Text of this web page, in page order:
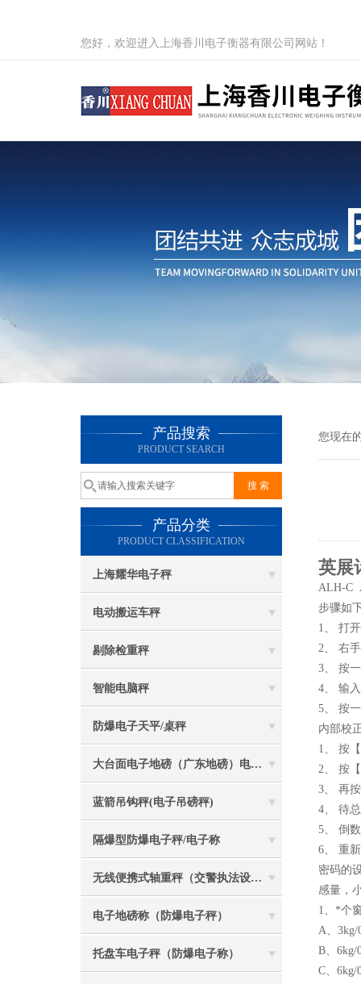
您好，欢迎进入上海香川电子衡器有限公司网站！
产品搜索
PRODUCT SEARCH
产品分类
PRODUCT CLASSIFICATION
上海耀华电子秤
电动搬运车秤
剔除检重秤
智能电脑秤
防爆电子天平/桌秤
大台面电子地磅（广东地磅）电子汽车衡
蓝箭吊钩秤(电子吊磅秤)
隔爆型防爆电子秤/电子称
无线便携式轴重秤（交警执法设备）
电子地磅称（防爆电子秤）
托盘车电子秤（防爆电子称）
您现在
英展
ALH-C
步骤如
1、 打
2、 右
3、 按
4、 输
5、 按
内部校
1、 按
2、 按
3、 再
4、 待
5、 倒
6、 重
密码的
感量，
1、*个
A、3kg/
B、6kg/
C、6kg/